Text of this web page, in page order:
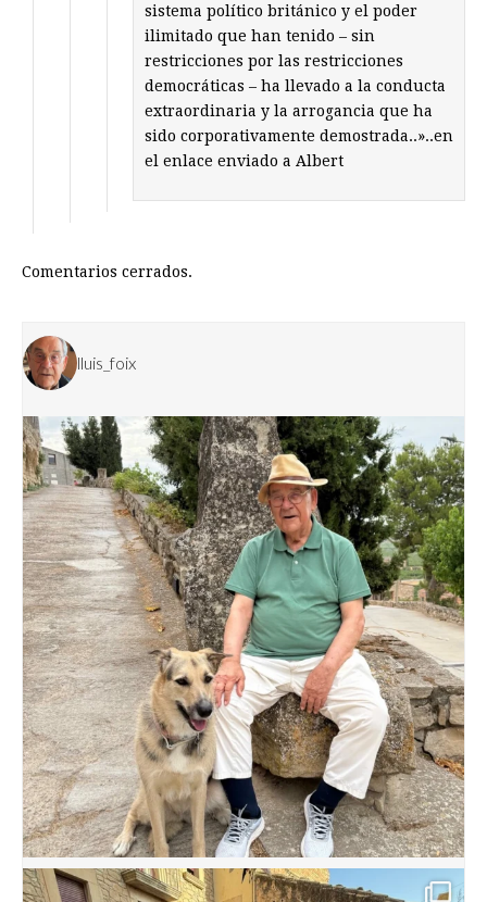
sistema político británico y el poder
ilimitado que han tenido – sin
restricciones por las restricciones
democráticas – ha llevado a la conducta
extraordinaria y la arrogancia que ha
sido corporativamente demostrada..»..en
el enlace enviado a Albert
Comentarios cerrados.
lluis_foix